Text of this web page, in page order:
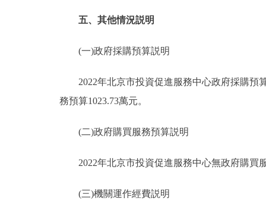
五、其他情況説明
(一)政府採購預算説明
2022年北京市投資促進服務中心政府採購預算
務預算1023.73萬元。
(二)政府購買服務預算説明
2022年北京市投資促進服務中心無政府購買
(三)機關運作經費説明